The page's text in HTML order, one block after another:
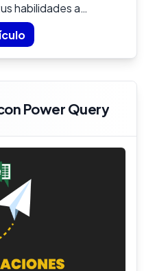
habilidades a
Power Query